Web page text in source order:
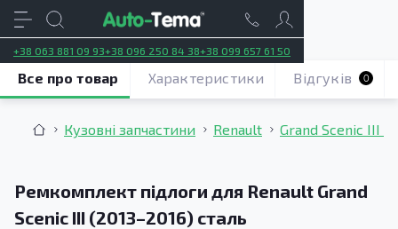
+38 063 881 09 93+38 096 250 84 38+38 099 657 61 50
Кузовні запчастини Renault Grand Scenic III
Ремкомплект підлоги для Renault Grand
Scenic III (2013–2016) сталь
Все про товар Характеристики Відгуків 0